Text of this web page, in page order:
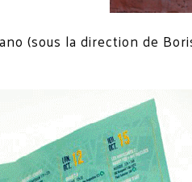
(sous la direction de